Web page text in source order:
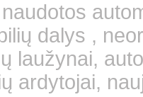
dalys ,
laužynai,
ardytojai,